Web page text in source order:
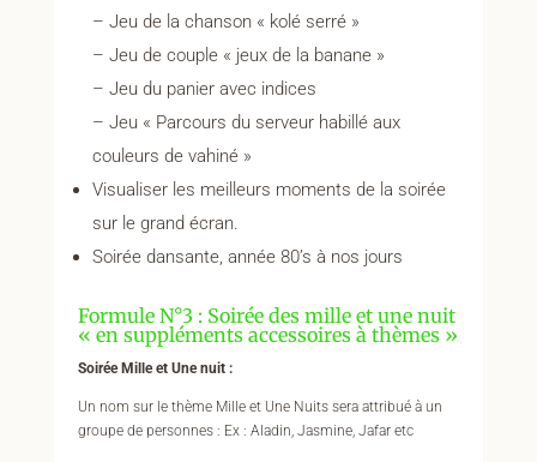
– Jeu de la chanson « kolé serré »
– Jeu de couple « jeux de la banane »
– Jeu du panier avec indices
– Jeu « Parcours du serveur habillé aux
couleurs de vahiné »
Visualiser les meilleurs moments de la soirée
sur le grand écran.
Soirée dansante, année 80’s à nos jours
Formule N°3 : Soirée des mille et une nuit
« en suppléments accessoires à thèmes »
Soirée Mille et Une nuit :
Un nom sur le thème Mille et Une Nuits sera attribué à un
groupe de personnes : Ex : Aladin, Jasmine, Jafar etc